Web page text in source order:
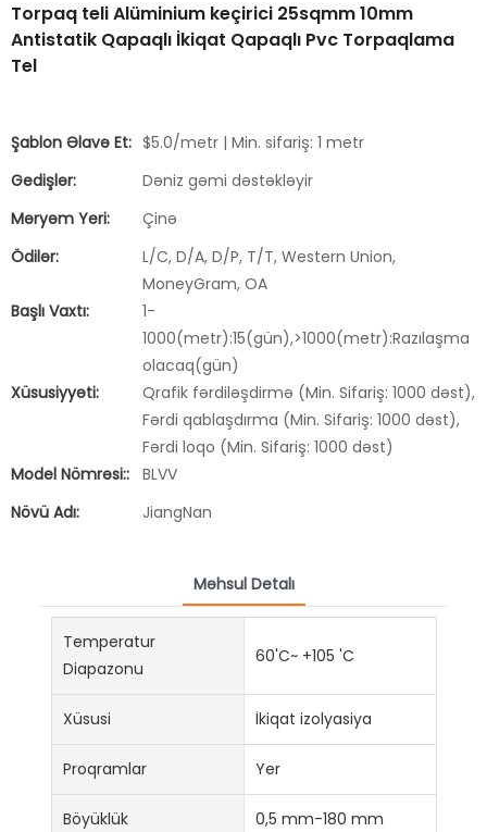
Torpaq teli Alüminium keçirici 25sqmm 10mm
Antistatik Qapaqlı İkiqat Qapaqlı Pvc Torpaqlama
Tel
Şablon Əlavə Et: $5.0/metr | Min. sifariş: 1 metr
Gedişlər:
Dəniz gəmi dəstəkləyir
Məryəm Yeri:
Çinə
Ödilər:
L/C, D/A, D/P, T/T, Western Union,
MoneyGram, OA
Başlı Vaxtı:
1-
1000(metr):15(gün),>1000(metr):Razılaşma
olacaq(gün)
Xüsusiyyəti:
Qrafik fərdiləşdirmə (Min. Sifariş: 1000 dəst),
Fərdi qablaşdırma (Min. Sifariş: 1000 dəst),
Fərdi loqo (Min. Sifariş: 1000 dəst)
Model Nömrəsi:: BLVV
Növü Adı:
JiangNan
Məhsul Detalı
Temperatur
Diapazonu
60'C~ +105 'C
Xüsusi İkiqat izolyasiya
Proqramlar Yer
Böyüklük 0,5 mm-180 mm